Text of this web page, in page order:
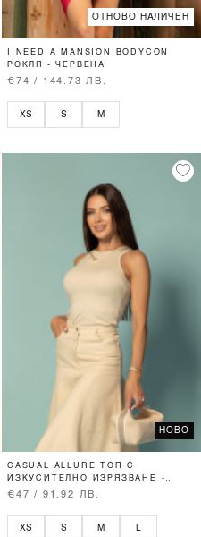
ОТНОВО НАЛИЧЕН
I NEED A MANSION BODYCON
РОКЛЯ - ЧЕРВЕНА
€74 / 144.73 ЛВ.
XS S M
НОВО
CASUAL ALLURE ТОП С
ИЗКУСИТЕЛНО ИЗРЯЗВАНЕ -
SOFT BEIGE
€47 / 91.92 ЛВ.
XS S M L